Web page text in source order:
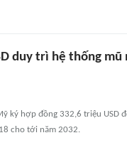
duy trì hệ thống mũ
ký hợp đồng 332,6 triệu USD
cho tới năm 2032.